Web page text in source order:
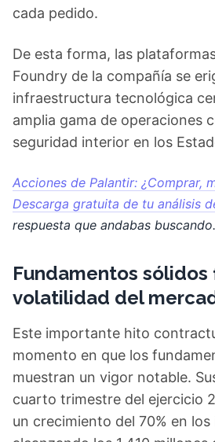
cada pedido.
De esta forma, las
Foundry de la compañía se
infraestructura tecnológica
amplia gama de operaciones
seguridad interior en los
Acciones de Palantir: ¿Comprar,
Descarga gratuita de tu análisis
respuesta que andabas buscando.
Fundamentos
volatilidad del
Este importante hito
momento en que los
muestran un vigor notable.
cuarto trimestre del ejercicio
un crecimiento del 70% en los